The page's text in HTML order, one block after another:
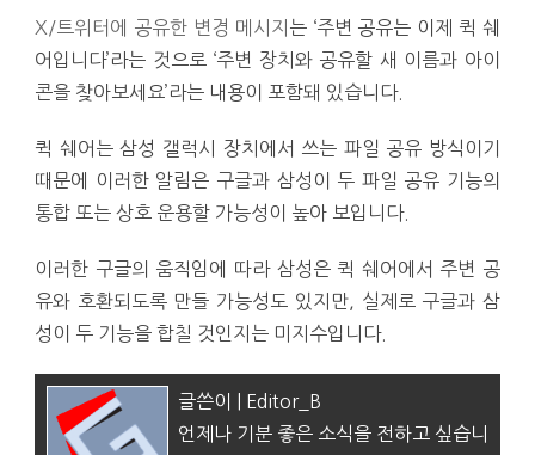
X/트위터에 공유한 변경 메시지 는 ‘주변 공유는 이제 퀵 쉐
어입니다’라는 것으로 ‘주변 장치와 공유할 새 이름과 아이
콘을 찾아보세요’라는 내용이 포함돼 있습니다.
퀵 쉐어는 삼성 갤럭시 장치에서 쓰는 파일 공유 방식이기
때문에 이러한 알림은 구글과 삼성이 두 파일 공유 기능의
통합 또는 상호 운용할 가능성이 높아 보입니다.
이러한 구글의 움직임에 따라 삼성은 퀵 쉐어에서 주변 공
유와 호환되도록 만들 가능성도 있지만, 실제로 구글과 삼
성이 두 기능을 합칠 것인지는 미지수입니다.
글쓴이 | Editor_B
언제나 기분 좋은 소식을 전하고 싶습니